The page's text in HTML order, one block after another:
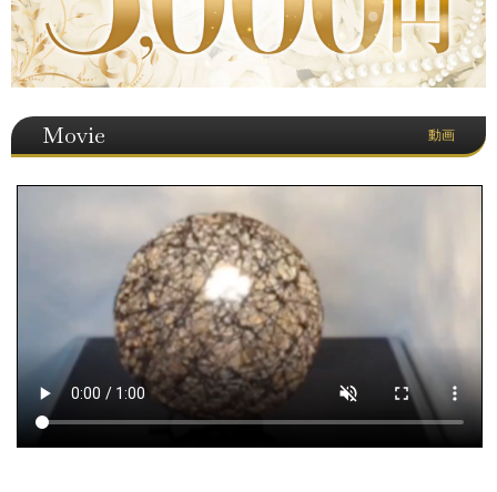
Movie 動画